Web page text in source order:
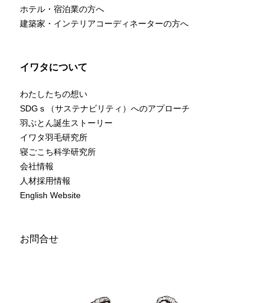
ホテル・宿泊業の方へ
建築家・インテリアコーディネーターの方へ
イワタについて
わたしたちの想い
SDGｓ（サステナビリティ）へのアプローチ
羽ぶとん誕生ストーリー
イワタ羽毛研究所
寝ごこち科学研究所
会社情報
人材採用情報
English Website
お問合せ